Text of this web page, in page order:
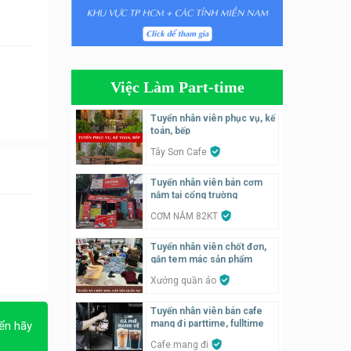
hãy
Tuyển nhân viên bán hàng,
giữ xe parttime – Kibo Kid
video parttime
Công ty
phục vụ bàn
Tuyển nhân viên phụ quán ăn
– hỗ trợ ăn ở
Quán bánh đa cua
Tuyển nhân viên bán hàng
parttime
GÀ GÔ FASTFOOD
Việc Làm Part-time
Tuyển nhân viên phục vụ, kế
toán, bếp
Tây Sơn Cafe
Tuyển nhân viên bán cơm
nắm tại cổng trường
CƠM NẮM 82KT
Tuyển nhân viên chốt đơn,
gắn tem mác sản phẩm
Xưởng quần áo
Tuyển nhân viên bán cafe
mang đi parttime, fulltime
Cafe mang đi